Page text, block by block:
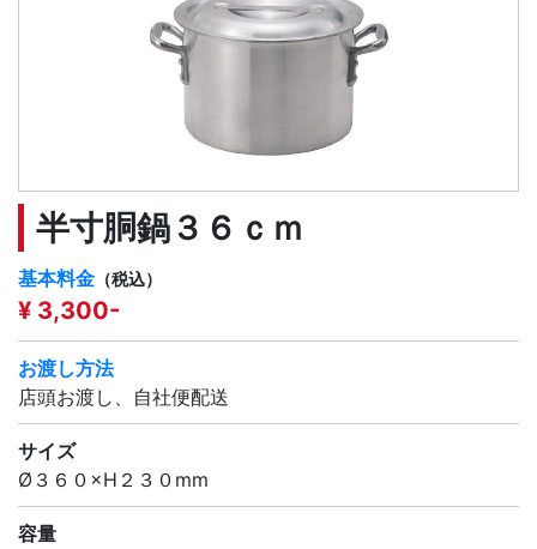
半寸胴鍋３６ｃｍ
基本料金 （税込）
¥ 3,300-
お渡し方法
店頭お渡し、自社便配送
サイズ
Ø３６０×H２３０mm
容量